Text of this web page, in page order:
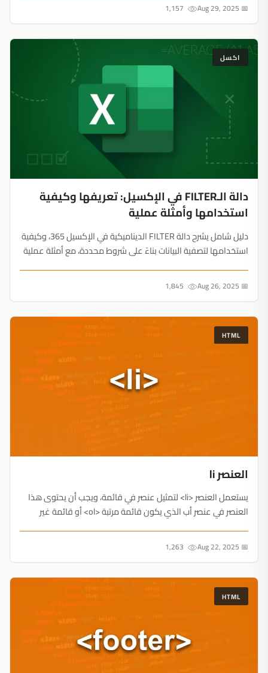
📅 Aug 29, 2025
اكسل
دالة الـFILTER في الإكسيل: تعريفها وكيفية
استخدامها وأمثلة عملية
دليل شامل يشرح دالة FILTER الديناميكية في الإكسيل 365، وكيفية
استخدامها لتصفية البيانات بناءً على شروط محددة، مع أمثلة عملية
📅 Aug 26, 2025
HTML
العنصر li
يستعمل العنصر <li> لتمثيل عنصر في قائمة، ويجب أن يحتوى هذا
العنصر في عنصر أب الذي يكون قائمة مرتبة <ol> أو قائمة غير
📅 Aug 22, 2025
HTML